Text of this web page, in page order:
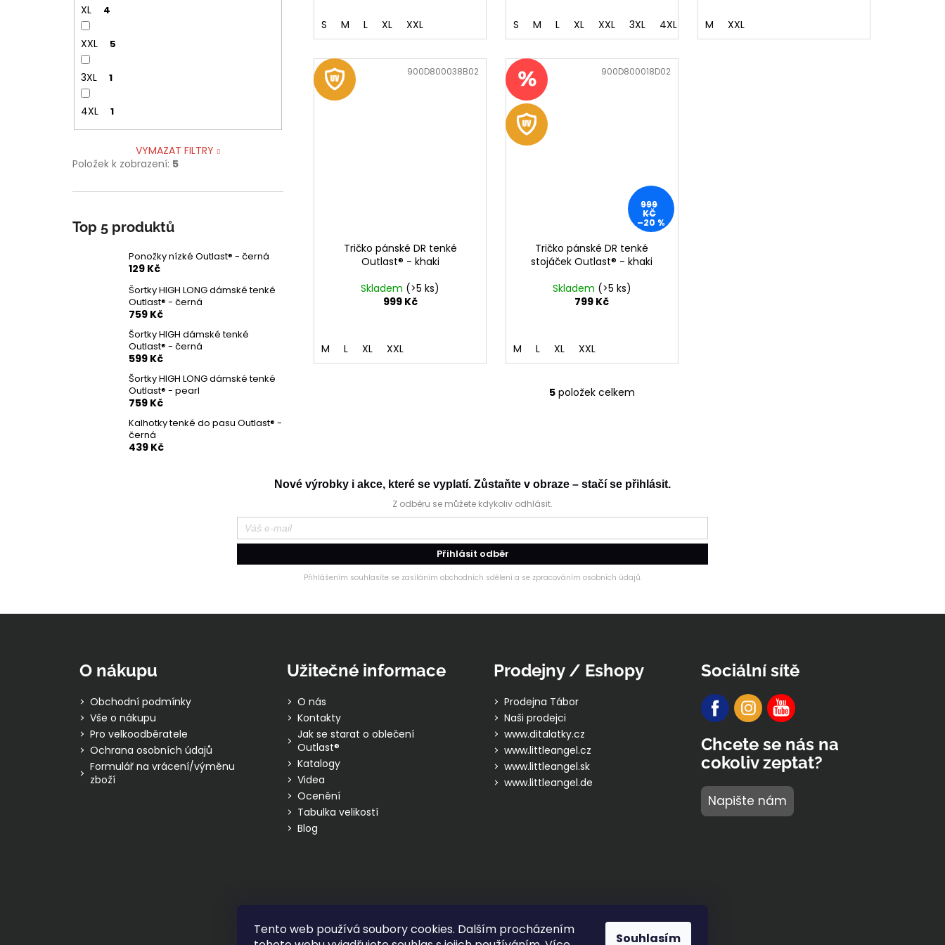
Tento web používá soubory cookies. Dalším procházením
Souhlasím
XL 4
XXL 5
3XL 1
4XL 1
VYMAZAT FILTRY
Položek k zobrazení: 5
Top 5 produktů
Ponožky nízké Outlast® - černá
129 Kč
Šortky HIGH LONG dámské tenké
Outlast® - černá
759 Kč
Šortky HIGH dámské tenké
Outlast® - černá
599 Kč
Šortky HIGH LONG dámské tenké
Outlast® - pearl
759 Kč
Kalhotky tenké do pasu Outlast® -
černá
439 Kč
S M L XL XXL S M L XL XXL 3XL 4XL M XXL
Tričko pánské DR tenké
Outlast® - khaki
Skladem (>5 ks)
999 Kč
M L XL XXL
900D800038B02
999
KČ
–20 %
Tričko pánské DR tenké
stojáček Outlast® - khaki
Skladem (>5 ks)
799 Kč
M L XL XXL
900D800018D02
O
a
c
p
r
k
y
ý
s
u
5 položek celkem
Nové výrobky i akce, které se vyplatí. Zůstaňte v obraze – stačí se přihlásit.
Z odběru se můžete kdykoliv odhlásit.
Přihlásit odběr
Přihlášením souhlasíte se zasíláním obchodních sdělení a se zpracováním osobních údajů.
O nákupu
Obchodní podmínky
Vše o nákupu
Pro velkoodběratele
Ochrana osobních údajů
Formulář na vrácení/výměnu
zboží
Užitečné informace
O nás
Kontakty
Jak se starat o oblečení
Outlast®
Katalogy
Videa
Ocenění
Tabulka velikostí
Blog
Prodejny / Eshopy
Prodejna Tábor
Naši prodejci
www.ditalatky.cz
www.littleangel.cz
www.littleangel.sk
www.littleangel.de
Sociální sítě
Chcete se nás na
cokoliv zeptat?
Napište nám